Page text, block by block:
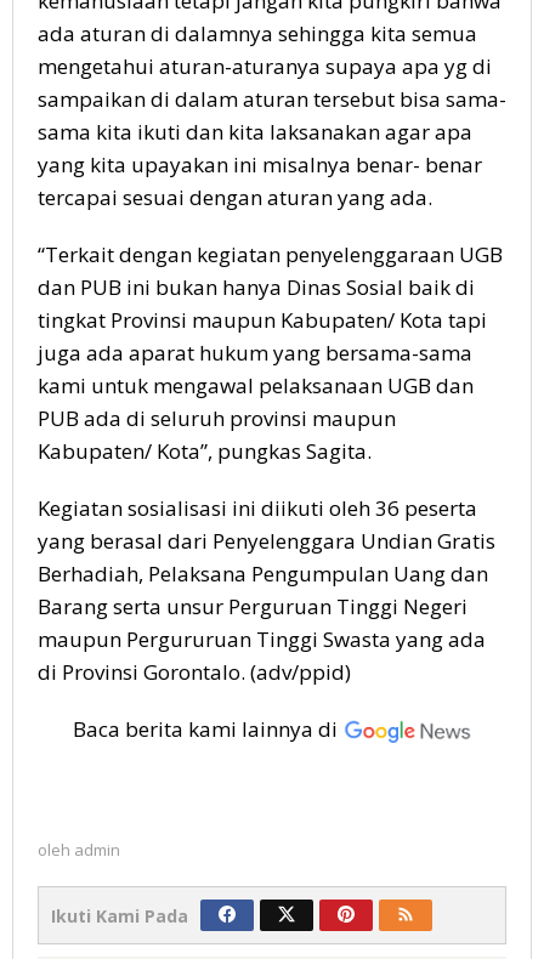
ada aturan di dalamnya sehingga kita semua
mengetahui aturan-aturanya supaya apa yg di
sampaikan di dalam aturan tersebut bisa sama-
sama kita ikuti dan kita laksanakan agar apa
yang kita upayakan ini misalnya benar- benar
tercapai sesuai dengan aturan yang ada.
“Terkait dengan kegiatan penyelenggaraan UGB
dan PUB ini bukan hanya Dinas Sosial baik di
tingkat Provinsi maupun Kabupaten/ Kota tapi
juga ada aparat hukum yang bersama-sama
kami untuk mengawal pelaksanaan UGB dan
PUB ada di seluruh provinsi maupun
Kabupaten/ Kota”, pungkas Sagita.
Kegiatan sosialisasi ini diikuti oleh 36 peserta
yang berasal dari Penyelenggara Undian Gratis
Berhadiah, Pelaksana Pengumpulan Uang dan
Barang serta unsur Perguruan Tinggi Negeri
maupun Pergururuan Tinggi Swasta yang ada
di Provinsi Gorontalo. (adv/ppid)
Baca berita kami lainnya di
oleh admin
Ikuti Kami Pada